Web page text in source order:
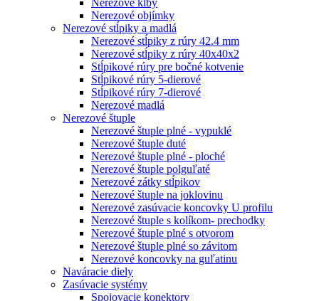
Nerezové objímky
Nerezové stĺpiky a madlá
Nerezové stĺpiky z rúry 42.4 mm
Nerezové stĺpiky z rúry 40x40x2
Stĺpikové rúry pre bočné kotvenie
Stĺpikové rúry 5-dierové
Stĺpikové rúry 7-dierové
Nerezové madlá
Nerezové štuple
Nerezové štuple plné - vypuklé
Nerezové štuple duté
Nerezové štuple plné - ploché
Nerezové štuple polguľaté
Nerezové zátky stĺpikov
Nerezové štuple na joklovinu
Nerezové zasúvacie koncovky U profilu
Nerezové štuple s kolíkom- prechodky
Nerezové štuple plné s otvorom
Nerezové štuple plné so závitom
Nerezové koncovky na guľatinu
Naváracie diely
Zasúvacie systémy
Spojovacie konektory